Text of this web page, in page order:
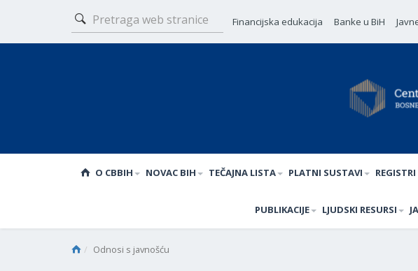
Financijska edukacija Banke u BiH
O CBBIH NOVAC BIH TEČAJNA LISTA PLATNI SUSTAVI
PUBLIKACIJE LJUDSKI RESURSI
Odnosi s javnošću